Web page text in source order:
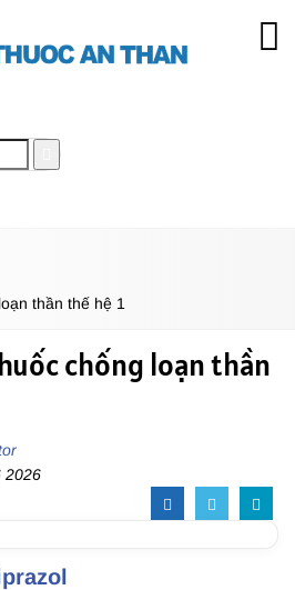
thần thế hệ 1
chống loạn thần
2026